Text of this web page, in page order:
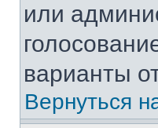
или
варианты
Вернуться